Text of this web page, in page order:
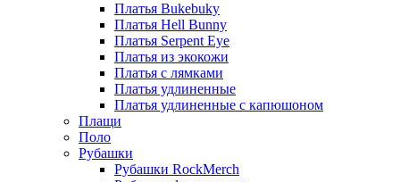
Платья Bukebuky
Платья Hell Bunny
Платья Serpent Eye
Платья из экокожи
Платья с лямками
Платья удлиненные
Платья удлиненные с капюшоном
Плащи
Поло
Рубашки
Рубашки RockMerch